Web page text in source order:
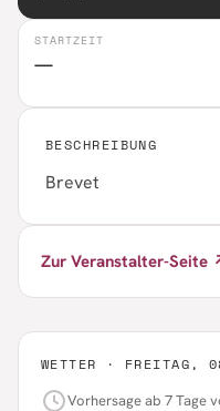
STARTZEIT
—
BESCHREIBUNG
Brevet
Zur Veranstalter-Seite
WETTER · FREITAG,
Vorhersage ab 7 Tage